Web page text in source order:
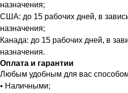
назначения;
США: до 15 рабочих дней, в
назначения;
Канада: до 15 рабочих дней, в
назначения.
Оплата и гарантии
Любым удобным для вас
• Наличными;